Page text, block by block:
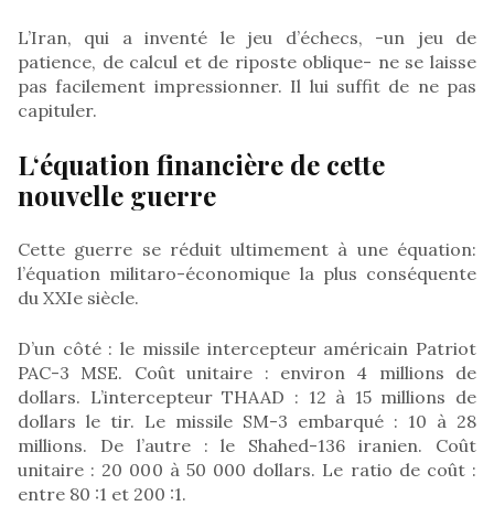
L’Iran, qui a inventé le jeu d’échecs, -un jeu de
patience, de calcul et de riposte oblique- ne se laisse
pas facilement impressionner. Il lui suffit de ne pas
capituler.
L‘équation financière de cette
nouvelle guerre
Cette guerre se réduit ultimement à une équation:
l’équation militaro-économique la plus conséquente
du XXIe siècle.
D’un côté : le missile intercepteur américain Patriot
PAC-3 MSE. Coût unitaire : environ 4 millions de
dollars. L’intercepteur THAAD : 12 à 15 millions de
dollars le tir. Le missile SM-3 embarqué : 10 à 28
millions. De l’autre : le Shahed-136 iranien. Coût
unitaire : 20 000 à 50 000 dollars. Le ratio de coût :
entre 80 :1 et 200 :1.